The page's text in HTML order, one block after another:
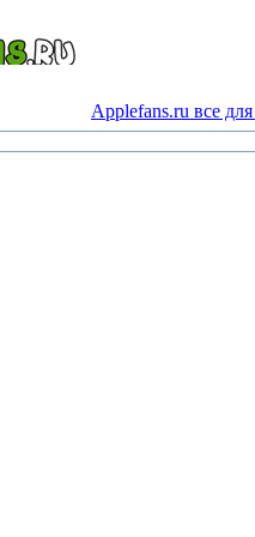
Applefans.ru все для